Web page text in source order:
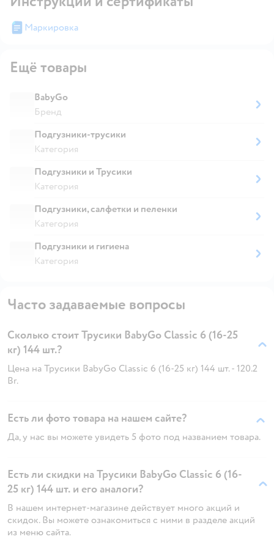
Маркировка
Ещё товары
BabyGo
Бренд
Подгузники-трусики
Категория
Подгузники и Трусики
Категория
Подгузники, салфетки и пеленки
Категория
Подгузники и гигиена
Категория
Часто задаваемые вопросы
Сколько стоит Трусики BabyGo Classic 6 (16-25
кг) 144 шт.?
Цена на Трусики BabyGo Classic 6 (16-25 кг) 144 шт. - 120.2
Br.
Есть ли фото товара на нашем сайте?
Да, у нас вы можете увидеть 5 фото под названием товара.
Есть ли скидки на Трусики BabyGo Classic 6 (16-
25 кг) 144 шт. и его аналоги?
В нашем интернет-магазине действует много акций и
скидок. Вы можете ознакомиться с ними в разделе акций
из меню сайта.